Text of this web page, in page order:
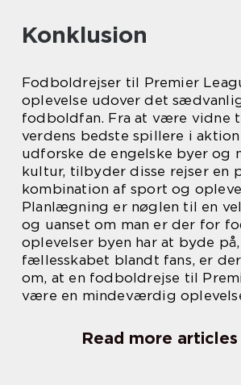
Konklusion
Fodboldrejser til Premier
oplevelse udover det
fodboldfan. Fra at være vidne
verdens bedste spillere i
udforske de engelske byer og
kultur, tilbyder disse rejser en
kombination af sport og
Planlægning er nøglen til en
og uanset om man er der for
oplevelser byen har at byde
fællesskabet blandt fans, er
om, at en fodboldrejse til
være en mindeværdig
Read more